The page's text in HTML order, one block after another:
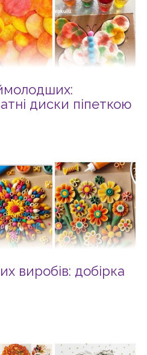
диски піпеткою
виробів: добірка